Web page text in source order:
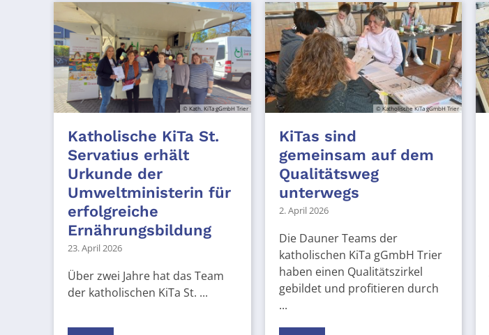
© Kath. KiTa gGmbH Trier
Katholische KiTa St.
Servatius erhält
Urkunde der
Umweltministerin für
erfolgreiche
Ernährungsbildung
23. April 2026
Über zwei Jahre hat das Team
der katholischen KiTa St. ...
© Katholische KiTa gGmbH Trier
KiTas sind
gemeinsam auf dem
Qualitätsweg
unterwegs
2. April 2026
Die Dauner Teams der
katholischen KiTa gGmbH Trier
haben einen Qualitätszirkel
gebildet und profitieren durch
...